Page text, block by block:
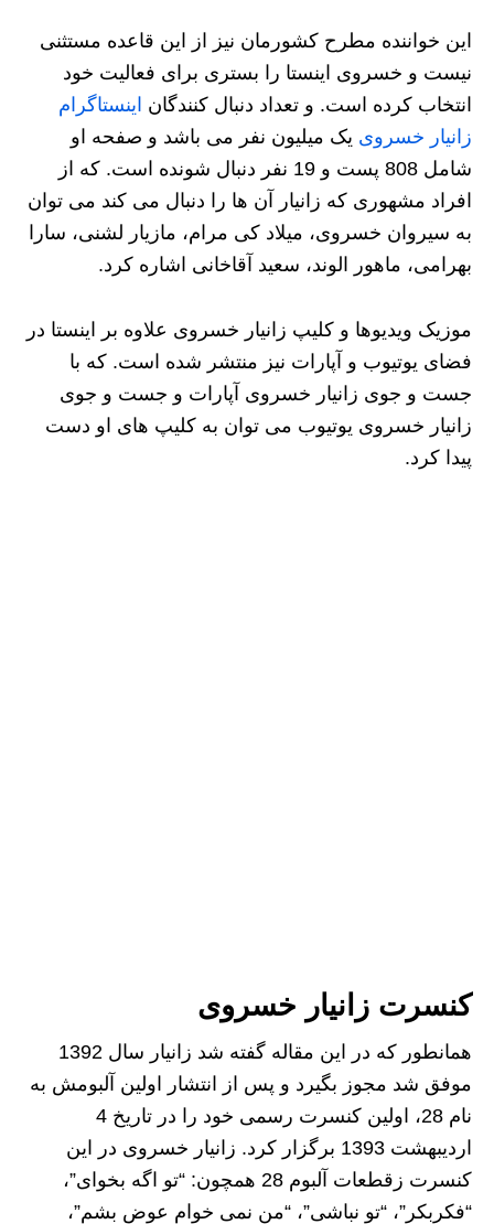
این خواننده مطرح کشورمان نیز از این قاعده مستثنی
نیست و خسروی اینستا را بستری برای فعالیت خود
انتخاب کرده است. و تعداد دنبال کنندگان اینستاگرام
زانیار خسروی یک میلیون نفر می باشد و صفحه او
شامل 808 پست و 19 نفر دنبال شونده است. که از
افراد مشهوری که زانیار آن ها را دنبال می کند می توان
به سیروان خسروی، میلاد کی مرام، مازیار لشنی، سارا
بهرامی، ماهور الوند، سعید آقاخانی اشاره کرد.
موزیک ویدیوها و کلیپ زانیار خسروی علاوه بر اینستا در
فضای یوتیوب و آپارات نیز منتشر شده است. که با
جست و جوی زانیار خسروی آپارات و جست و جوی
زانیار خسروی یوتیوب می توان به کلیپ های او دست
پیدا کرد.
کنسرت زانیار خسروی
همانطور که در این مقاله گفته شد زانیار سال 1392
موفق شد مجوز بگیرد و پس از انتشار اولین آلبومش به
نام 28، اولین کنسرت رسمی خود را در تاریخ 4
اردیبهشت 1393 برگزار کرد. زانیار خسروی در این
کنسرت زقطعات آلبوم 28 همچون: “تو اگه بخوای”،
“فکربکر”، “تو نباشی”، “من نمی خوام عوض بشم”،